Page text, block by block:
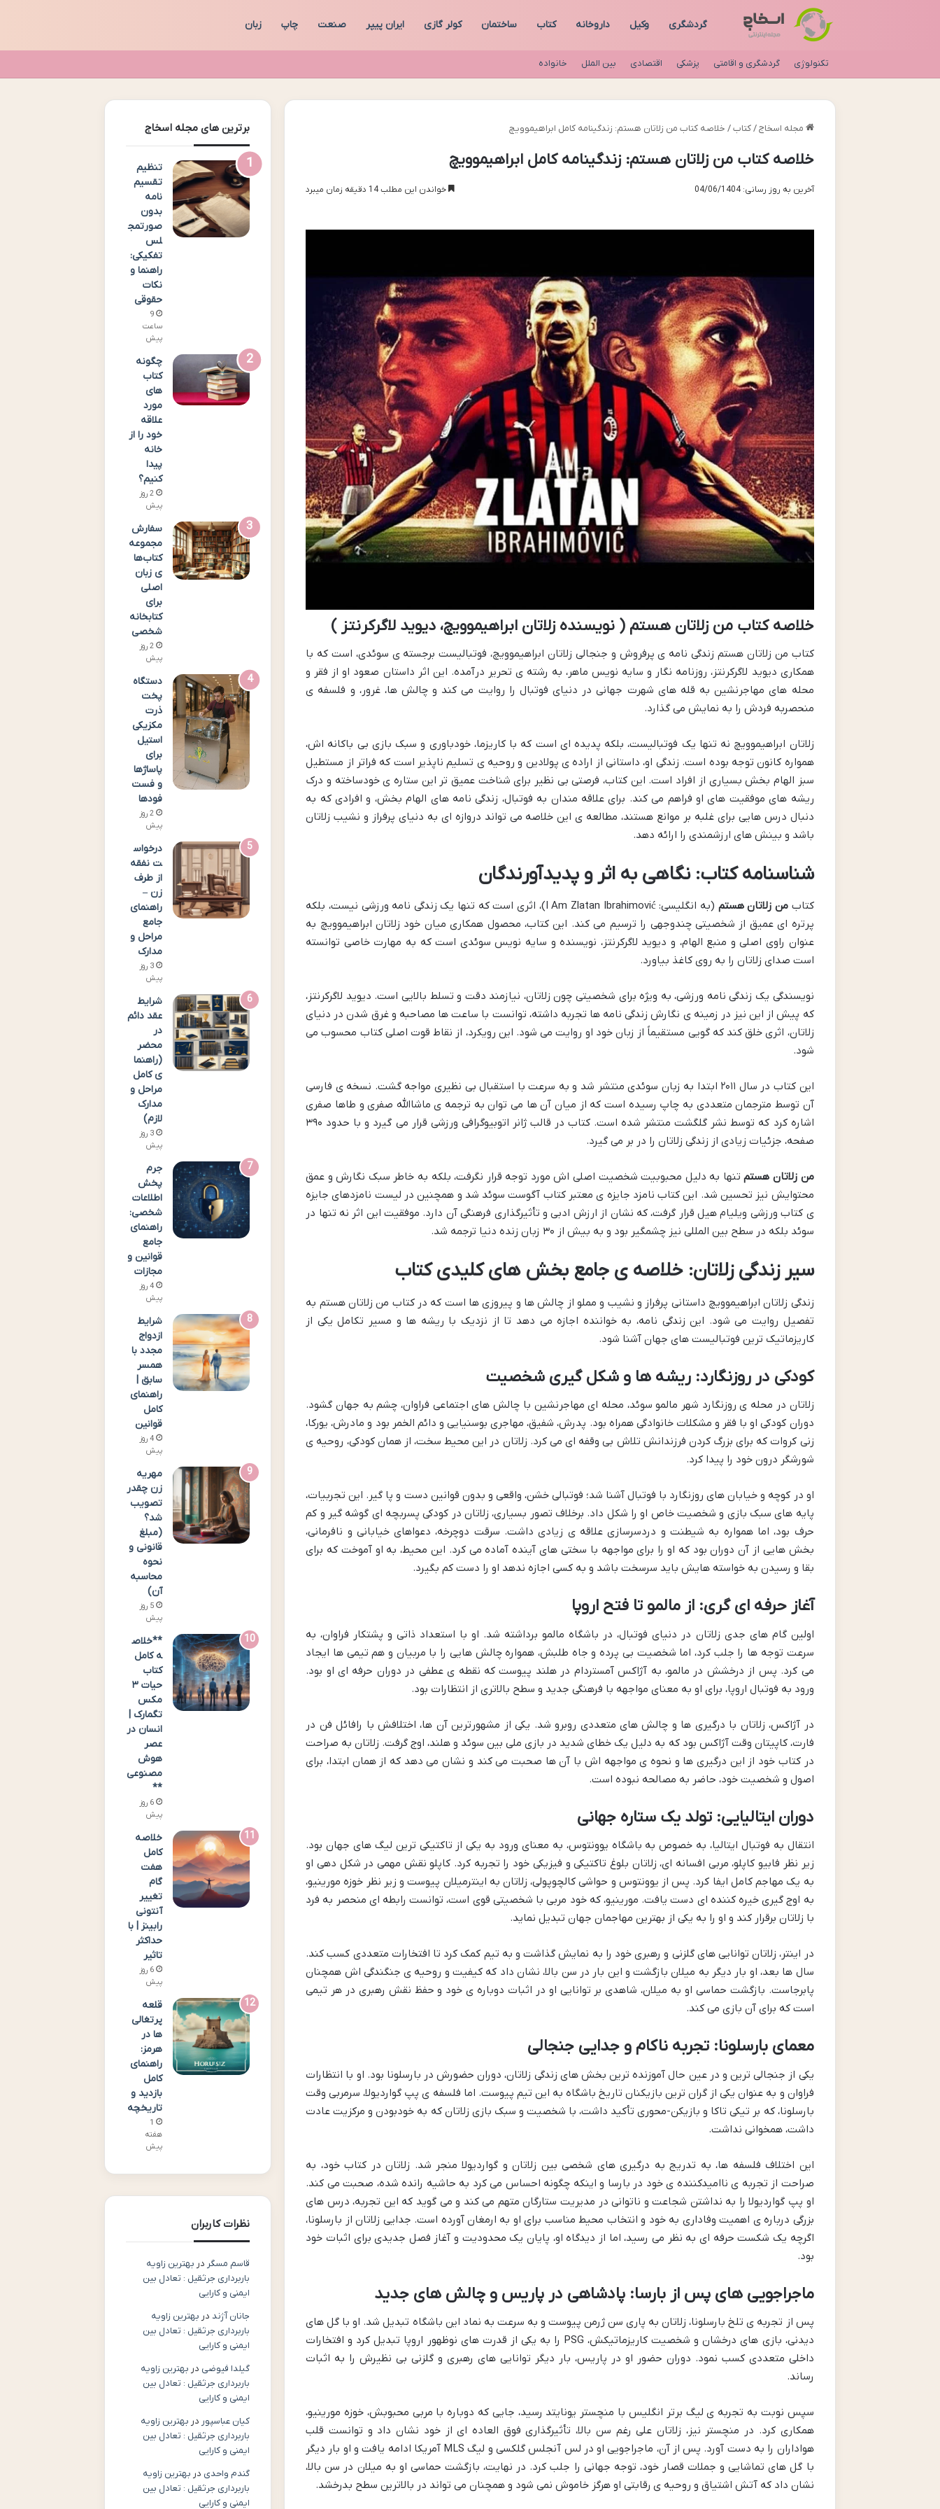
گردشگری وکیل داروخانه کتاب ساختمان کولر گازی ایران پیپر صنعت چاپ زبان
تکنولوژی گردشگری و اقامتی پزشکی اقتصادی بین الملل خانواده
مجله اسخاج / کتاب / خلاصه کتاب من زلاتان هستم: زندگینامه کامل ابراهیموویچ
خلاصه کتاب من زلاتان هستم: زندگینامه کامل ابراهیموویچ
آخرین به روز رسانی: 04/06/1404 خواندن این مطلب 14 دقیقه زمان میبرد
خلاصه کتاب من زلاتان هستم ( نویسنده زلاتان ابراهیموویچ، دیوید لاگرکرنتز‬‬ )
کتاب من زلاتان هستم زندگی نامه ی پرفروش و جنجالی زلاتان ابراهیموویچ، فوتبالیست برجسته ی سوئدی، است که با
همکاری دیوید لاگرکرنتز، روزنامه نگار و سایه نویس ماهر، به رشته ی تحریر درآمده. این اثر داستان صعود او از فقر و
محله های مهاجرنشین به قله های شهرت جهانی در دنیای فوتبال را روایت می کند و چالش ها، غرور، و فلسفه ی
منحصربه فردش را به نمایش می گذارد.
زلاتان ابراهیموویچ نه تنها یک فوتبالیست، بلکه پدیده ای است که با کاریزما، خودباوری و سبک بازی بی باکانه اش،
همواره کانون توجه بوده است. زندگی او، داستانی از اراده ی پولادین و روحیه ی تسلیم ناپذیر است که فراتر از مستطیل
سبز الهام بخش بسیاری از افراد است. این کتاب، فرصتی بی نظیر برای شناخت عمیق تر این ستاره ی خودساخته و درک
ریشه های موفقیت های او فراهم می کند. برای علاقه مندان به فوتبال، زندگی نامه های الهام بخش، و افرادی که به
دنبال درس هایی برای غلبه بر موانع هستند، مطالعه ی این خلاصه می تواند دروازه ای به دنیای پرفراز و نشیب زلاتان
باشد و بینش های ارزشمندی را ارائه دهد.
شناسنامه کتاب: نگاهی به اثر و پدیدآورندگان
کتابمن زلاتان هستم
(به انگلیسی: I Am Zlatan Ibrahimović)، اثری است که تنها یک زندگی نامه ورزشی نیست، بلکه
پرتره ای عمیق از شخصیتی چندوجهی را ترسیم می کند. این کتاب، محصول همکاری میان خود زلاتان ابراهیموویچ به
عنوان راوی اصلی و منبع الهام، و دیوید لاگرکرنتز، نویسنده و سایه نویس سوئدی است که به مهارت خاصی توانسته
است صدای زلاتان را به روی کاغذ بیاورد.
نویسندگی یک زندگی نامه ورزشی، به ویژه برای شخصیتی چون زلاتان، نیازمند دقت و تسلط بالایی است. دیوید لاگرکرنتز،
که پیش از این نیز در زمینه ی نگارش زندگی نامه ها تجربه داشته، توانست با ساعت ها مصاحبه و غرق شدن در دنیای
زلاتان، اثری خلق کند که گویی مستقیماً از زبان خود او روایت می شود. این رویکرد، از نقاط قوت اصلی کتاب محسوب می
شود.
این کتاب در سال ۲۰۱۱ ابتدا به زبان سوئدی منتشر شد و به سرعت با استقبال بی نظیری مواجه گشت. نسخه ی فارسی
آن توسط مترجمان متعددی به چاپ رسیده است که از میان آن ها می توان به ترجمه ی ماشاالله صفری و طاها صفری
اشاره کرد که توسط نشر گلگشت منتشر شده است. کتاب در قالب ژانر اتوبیوگرافی ورزشی قرار می گیرد و با حدود ۳۹۰
صفحه، جزئیات زیادی از زندگی زلاتان را در بر می گیرد.
من زلاتان هستمتنها به دلیل محبوبیت شخصیت اصلی اش مورد توجه قرار نگرفت، بلکه به خاطر سبک نگارش و عمق
محتوایش نیز تحسین شد. این کتاب نامزد جایزه ی معتبر کتاب آگوست سوئد شد و همچنین در لیست نامزدهای جایزه
ی کتاب ورزشی ویلیام هیل قرار گرفت، که نشان از ارزش ادبی و تأثیرگذاری فرهنگی آن دارد. موفقیت این اثر نه تنها در
سوئد بلکه در سطح بین المللی نیز چشمگیر بود و به بیش از ۳۰ زبان زنده دنیا ترجمه شد.
سیر زندگی زلاتان: خلاصه ی جامع بخش های کلیدی کتاب
زندگی زلاتان ابراهیموویچ داستانی پرفراز و نشیب و مملو از چالش ها و پیروزی ها است که در کتاب من زلاتان هستم به
تفصیل روایت می شود. این زندگی نامه، به خواننده اجازه می دهد تا از نزدیک با ریشه ها و مسیر تکامل یکی از
کاریزماتیک ترین فوتبالیست های جهان آشنا شود.
کودکی در روزنگارد: ریشه ها و شکل گیری شخصیت
زلاتان در محله ی روزنگارد شهر مالمو سوئد، محله ای مهاجرنشین با چالش های اجتماعی فراوان، چشم به جهان گشود.
دوران کودکی او با فقر و مشکلات خانوادگی همراه بود. پدرش، شفیق، مهاجری بوسنیایی و دائم الخمر بود و مادرش، یورکا،
زنی کروات که برای بزرگ کردن فرزندانش تلاش بی وقفه ای می کرد. زلاتان در این محیط سخت، از همان کودکی، روحیه ی
شورشگر درون خود را پیدا کرد.
او در کوچه و خیابان های روزنگارد با فوتبال آشنا شد؛ فوتبالی خشن، واقعی و بدون قوانین دست و پا گیر. این تجربیات،
پایه های سبک بازی و شخصیت خاص او را شکل داد. برخلاف تصور بسیاری، زلاتان در کودکی پسربچه ای گوشه گیر و کم
حرف بود، اما همواره به شیطنت و دردسرسازی علاقه ی زیادی داشت. سرقت دوچرخه، دعواهای خیابانی و نافرمانی،
بخش هایی از آن دوران بود که او را برای مواجهه با سختی های آینده آماده می کرد. این محیط، به او آموخت که برای
بقا و رسیدن به خواسته هایش باید سرسخت باشد و به کسی اجازه ندهد او را دست کم بگیرد.
آغاز حرفه ای گری: از مالمو تا فتح اروپا
اولین گام های جدی زلاتان در دنیای فوتبال، در باشگاه مالمو برداشته شد. او با استعداد ذاتی و پشتکار فراوان، به
سرعت توجه ها را جلب کرد، اما شخصیت بی پرده و جاه طلبش، همواره چالش هایی را با مربیان و هم تیمی ها ایجاد
می کرد. پس از درخشش در مالمو، به آژاکس آمستردام در هلند پیوست که نقطه ی عطفی در دوران حرفه ای او بود.
ورود به فوتبال اروپا، برای او به معنای مواجهه با فرهنگی جدید و سطح بالاتری از انتظارات بود.
در آژاکس، زلاتان با درگیری ها و چالش های متعددی روبرو شد. یکی از مشهورترین آن ها، اختلافش با رافائل فن در
فارت، کاپیتان وقت آژاکس بود که به دلیل یک خطای شدید در بازی ملی بین سوئد و هلند، اوج گرفت. زلاتان به صراحت
در کتاب خود از این درگیری ها و نحوه ی مواجهه اش با آن ها صحبت می کند و نشان می دهد که از همان ابتدا، برای
اصول و شخصیت خود، حاضر به مصالحه نبوده است.
دوران ایتالیایی: تولد یک ستاره جهانی
انتقال به فوتبال ایتالیا، به خصوص به باشگاه یوونتوس، به معنای ورود به یکی از تاکتیکی ترین لیگ های جهان بود.
زیر نظر فابیو کاپلو، مربی افسانه ای، زلاتان بلوغ تاکتیکی و فیزیکی خود را تجربه کرد. کاپلو نقش مهمی در شکل دهی او
به یک مهاجم کامل ایفا کرد. پس از یوونتوس و حواشی کالچوپولی، زلاتان به اینترمیلان پیوست و زیر نظر خوزه مورینیو،
به اوج گیری خیره کننده ای دست یافت. مورینیو، که خود مربی با شخصیتی قوی است، توانست رابطه ای منحصر به فرد
با زلاتان برقرار کند و او را به یکی از بهترین مهاجمان جهان تبدیل نماید.
در اینتر، زلاتان توانایی های گلزنی و رهبری خود را به نمایش گذاشت و به تیم کمک کرد تا افتخارات متعددی کسب کند.
سال ها بعد، او بار دیگر به میلان بازگشت و این بار در سن بالا، نشان داد که کیفیت و روحیه ی جنگندگی اش همچنان
پابرجاست. بازگشت حماسی او به میلان، شاهدی بر توانایی او در اثبات دوباره ی خود و حفظ نقش رهبری در هر تیمی
است که برای آن بازی می کند.
معمای بارسلونا: تجربه ناکام و جدایی جنجالی
یکی از جنجالی ترین و در عین حال آموزنده ترین بخش های زندگی زلاتان، دوران حضورش در بارسلونا بود. او با انتظارات
فراوان و به عنوان یکی از گران ترین بازیکنان تاریخ باشگاه به این تیم پیوست. اما فلسفه ی پپ گواردیولا، سرمربی وقت
بارسلونا، که بر تیکی تاکا و بازیکن-محوری تأکید داشت، با شخصیت و سبک بازی زلاتان که به خودبودن و مرکزیت عادت
داشت، همخوانی نداشت.
این اختلاف فلسفه ها، به تدریج به درگیری های شخصی بین زلاتان و گواردیولا منجر شد. زلاتان در کتاب خود، به
صراحت از تجربه ی ناامیدکننده ی خود در بارسا و اینکه چگونه احساس می کرد به حاشیه رانده شده، صحبت می کند.
او پپ گواردیولا را به نداشتن شجاعت و ناتوانی در مدیریت ستارگان متهم می کند و می گوید که این تجربه، درس های
بزرگی درباره ی اهمیت وفاداری به خود و انتخاب محیط مناسب برای او به ارمغان آورده است. جدایی زلاتان از بارسلونا،
اگرچه یک شکست حرفه ای به نظر می رسید، اما از دیدگاه او، پایان یک محدودیت و آغاز فصل جدیدی برای اثبات خود
بود.
ماجراجویی های پس از بارسا: پادشاهی در پاریس و چالش های جدید
پس از تجربه ی تلخ بارسلونا، زلاتان به پاری سن ژرمن پیوست و به سرعت به نماد این باشگاه تبدیل شد. او با گل های
دیدنی، بازی های درخشان و شخصیت کاریزماتیکش، PSG را به یکی از قدرت های نوظهور اروپا تبدیل کرد و افتخارات
داخلی متعددی کسب نمود. دوران حضور او در پاریس، بار دیگر توانایی های رهبری و گلزنی بی نظیرش را به اثبات
رساند.
سپس نوبت به تجربه ی لیگ برتر انگلیس با منچستر یونایتد رسید، جایی که دوباره با مربی محبوبش، خوزه مورینیو،
همکاری کرد. در منچستر نیز، زلاتان علی رغم سن بالا، تأثیرگذاری فوق العاده ای از خود نشان داد و توانست قلب
هواداران را به دست آورد. پس از آن، ماجراجویی او در لس آنجلس گلکسی و لیگ MLS آمریکا ادامه یافت و او بار دیگر
با گل های تماشایی و جملات قصار خود، توجه جهانی را جلب کرد. در نهایت، بازگشت حماسی او به میلان در سن بالا،
نشان داد که آتش اشتیاق و روحیه ی رقابتی او هرگز خاموش نمی شود و همچنان می تواند در بالاترین سطح بدرخشد.
برترین های مجله اسخاج
تنظیم
تقسیم
نامه
بدون
صورتمج
لس
تفکیکی:
راهنما و
نکات
حقوقی
9
ساعت
پیش
چگونه
کتاب
های
مورد
علاقه
خود را از
خانه
پیدا
کنیم؟
2 روز
پیش
سفارش
مجموعه
کتاب‌ها
ی زبان
اصلی
برای
کتابخانه
شخصی
2 روز
پیش
دستگاه
پخت
ذرت
مکزیکی
استیل
برای
پاساژها
و فست
فودها
2 روز
پیش
درخواس
ت نفقه
از طرف
زن –
راهنمای
جامع
مراحل و
مدارک
3 روز
پیش
شرایط
عقد دائم
در
محضر
(راهنما
ی کامل
مراحل و
مدارک
لازم)
3 روز
پیش
جرم
پخش
اطلاعات
شخصی:
راهنمای
جامع
قوانین و
مجازات
4 روز
پیش
شرایط
ازدواج
مجدد با
همسر
سابق |
راهنمای
کامل
قوانین
4 روز
پیش
مهریه
زن چقدر
تصویب
شد؟
(مبلغ
قانونی و
نحوه
محاسبه
آن)
5 روز
پیش
**خلاص
ه کامل
کتاب
حیات ۳
مکس
تگمارک |
انسان در
عصر
هوش
مصنوعی
**
6 روز
پیش
خلاصه
کامل
هفت
گام
تغییر
آنتونی
رابینز | با
حداکثر
تاثیر
6 روز
پیش
قلعه
پرتغالی
ها در
هرمز:
راهنمای
کامل
بازدید و
تاریخچه
1
هفته
پیش
نظرات کاربران
قاسم مسگر در بهترین زاویه
باربرداری جرثقیل : تعادل بین
ایمنی و کارایی
جانان آژند در بهترین زاویه
باربرداری جرثقیل : تعادل بین
ایمنی و کارایی
گیلدا فیوضی در بهترین زاویه
باربرداری جرثقیل : تعادل بین
ایمنی و کارایی
کیان عباسپور در بهترین زاویه
باربرداری جرثقیل : تعادل بین
ایمنی و کارایی
گندم واحدی در بهترین زاویه
باربرداری جرثقیل : تعادل بین
ایمنی و کارایی